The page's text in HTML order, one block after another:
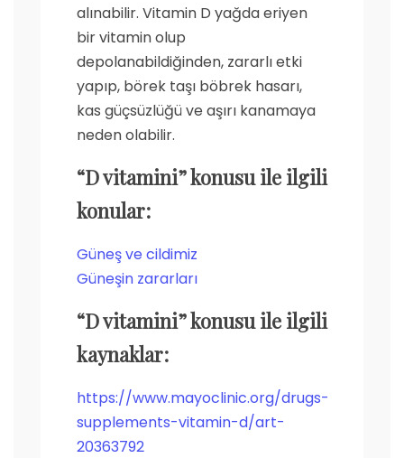
alınabilir. Vitamin D yağda eriyen
bir vitamin olup
depolanabildiğinden, zararlı etki
yapıp, börek taşı böbrek hasarı,
kas güçsüzlüğü ve aşırı kanamaya
neden olabilir.
“D vitamini” konusu ile ilgili
konular:
Güneş ve cildimiz
Güneşin zararları
“D vitamini” konusu ile ilgili
kaynaklar:
https://www.mayoclinic.org/drugs-
supplements-vitamin-d/art-
20363792